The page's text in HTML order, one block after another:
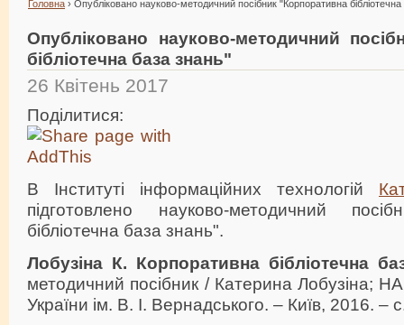
Головна › Опубліковано науково-методичний посібник "Корпоративна
Опубліковано науково-методичний
бібліотечна база знань"
26 Квітень 2017
Поділитися:
В Інституті інформаційних технологій
підготовлено науково-методичний
бібліотечна база знань".
Лобузіна К. Корпоративна бібліотечна
методичний посібник / Катерина Лобузіна;
України ім. В. І. Вернадського. – Київ, 2016. –